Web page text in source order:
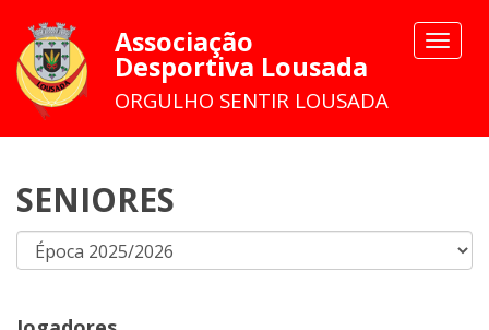
Toggle
Associação
Desportiva Lousada
ORGULHO SENTIR LOUSADA
SENIORES